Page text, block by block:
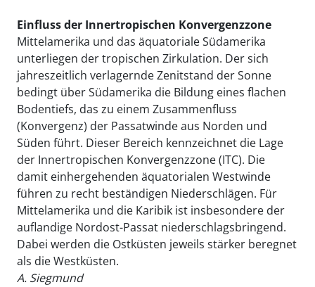
Einfluss der Innertropischen Konvergenzzone
Mittelamerika und das äquatoriale Südamerika
unterliegen der tropischen Zirkulation. Der sich
jahreszeitlich verlagernde Zenitstand der Sonne
bedingt über Südamerika die Bildung eines flachen
Bodentiefs, das zu einem Zusammenfluss
(Konvergenz) der Passatwinde aus Norden und
Süden führt. Dieser Bereich kennzeichnet die Lage
der Innertropischen Konvergenzzone (ITC). Die
damit einhergehenden äquatorialen Westwinde
führen zu recht beständigen Niederschlägen. Für
Mittelamerika und die Karibik ist insbesondere der
auflandige Nordost-Passat niederschlagsbringend.
Dabei werden die Ostküsten jeweils stärker beregnet
als die Westküsten.
A. Siegmund